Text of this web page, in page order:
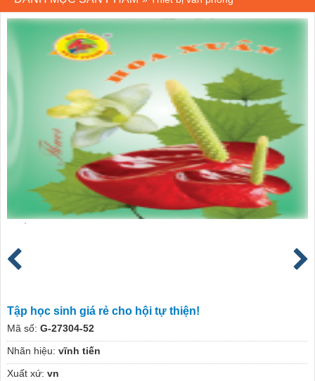
Tập học sinh giá rẻ cho hội tự thiện!
Mã số: G-27304-52
Nhãn hiệu: vĩnh tiến
Xuất xứ: vn